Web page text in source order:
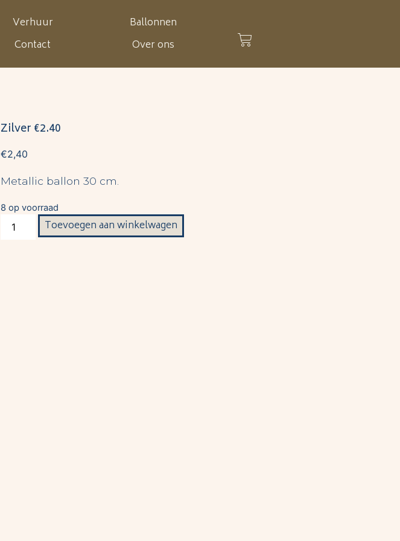
Verhuur
Ballonnen
Contact Over ons
Zilver €2.40
€2,40
Metallic ballon 30 cm.
8 op voorraad
Toevoegen aan winkelwagen